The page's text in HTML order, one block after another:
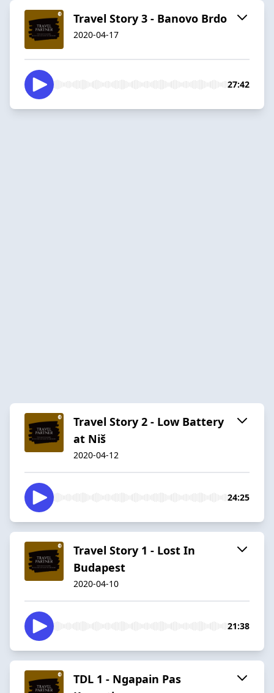
Travel Story 3 - Banovo Brdo
2020-04-17
27:42
Travel Story 2 - Low Battery
at Niš
2020-04-12
24:25
Travel Story 1 - Lost In
Budapest
2020-04-10
21:38
TDL 1 - Ngapain Pas